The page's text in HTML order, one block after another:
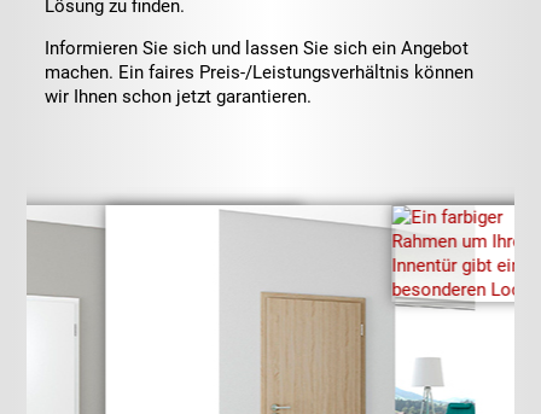
Lösung zu finden.
Informieren Sie sich und lassen Sie sich ein Angebot
machen. Ein faires Preis-/Leistungsverhältnis können
wir Ihnen schon jetzt garantieren.